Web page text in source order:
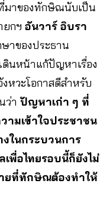
มาของทักษิณนับเป็น
ยกฯ อันวาร์ อิบรา
าของประธาน
นหน้าแก้ปัญหาเรื่อง
หวะโอกาสดีสำหรับ
ว่าปัญหาเก่า ๆ ที่
ามเข้าใจประชาชน
งในกระบวนการ
พื่อไทยรอบนี้ก็ยังไม่
ยที่ทักษิณต้องทำให้